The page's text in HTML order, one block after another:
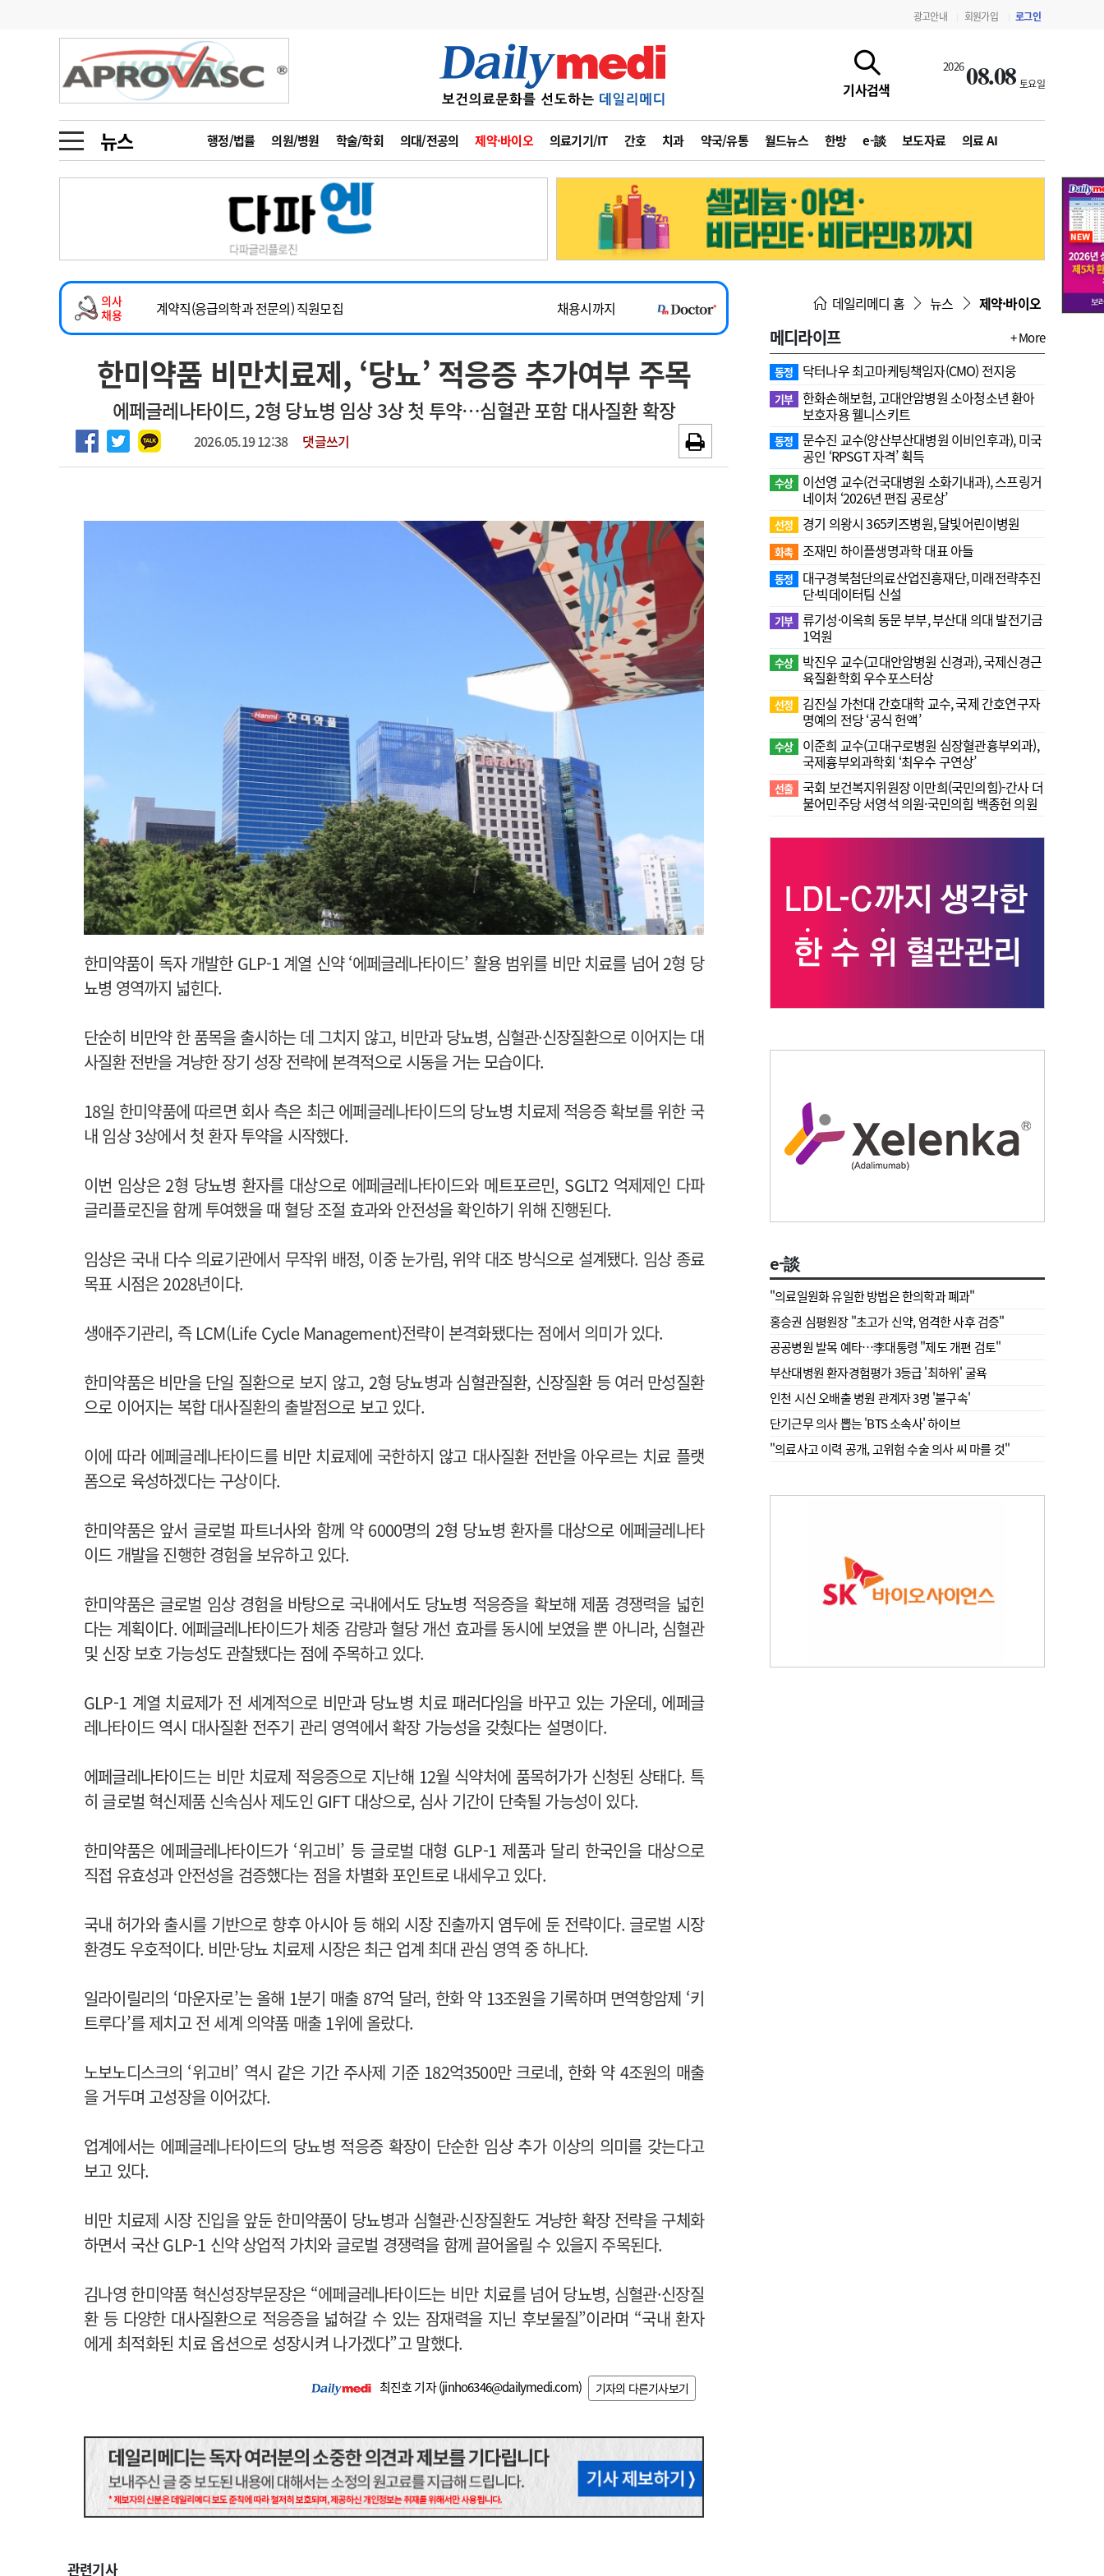
광고안내 회원가입 로그인
기사검색
202608.08 토요일
뉴스 행정/법률 의원/병원 학술/학회 의대/전공의 제약·바이오 의료기기/IT 간호 치과 약국/유통 월드뉴스 한방 e-談 보도자료 의료 AI
금주의 검색어
1
의사인력 수급 추계
2
성분명 처방
3
AI의료
4
전공의 모집 결과
6
관리급여 실시
지필공 지원책
수련환경 개선
의과대학 입시
메디인포 인사 사고
오피니언 칼럼 수첩
인물 초대석 피플
동영상뉴스
포토뉴스
메디 Hospital 지역병원 중소병원
인포메이션 행정처분 판례 정책/통계 공시 지침·기준·평가 약제급여 심사 결과
고객센터 회사소개 법적고지 광고안내
의사
채용
2026년 하반기 인턴 모집
~2026-08-31
마취통증의학과 임기제 임상의사 채용
채용시까지
계약직(응급의학과 전문의) 직원모집
채용시까지
하반기 전공의(레지던트1년차) 모집
~2026-08-15
2026년 하반기 인턴 모집
~2026-08-31
마취통증의학과 임기제 임상의사 채용
채용시까지
한미약품 비만치료제, ‘당뇨’ 적응증 추가여부 주목
에페글레나타이드, 2형 당뇨병 임상 3상 첫 투약…심혈관 포함 대사질환 확장
2026.05.19 12:38 댓글쓰기
한미약품이 독자 개발한 GLP-1 계열 신약 ‘에페글레나타이드’ 활용 범위를 비만 치료를 넘어 2형 당
뇨병 영역까지 넓힌다.
단순히 비만약 한 품목을 출시하는 데 그치지 않고, 비만과 당뇨병, 심혈관·신장질환으로 이어지는 대
사질환 전반을 겨냥한 장기 성장 전략에 본격적으로 시동을 거는 모습이다.
18일 한미약품에 따르면 회사 측은 최근 에페글레나타이드의 당뇨병 치료제 적응증 확보를 위한 국
내 임상 3상에서 첫 환자 투약을 시작했다.
이번 임상은 2형 당뇨병 환자를 대상으로 에페글레나타이드와 메트포르민, SGLT2 억제제인 다파
글리플로진을 함께 투여했을 때 혈당 조절 효과와 안전성을 확인하기 위해 진행된다.
임상은 국내 다수 의료기관에서 무작위 배정, 이중 눈가림, 위약 대조 방식으로 설계됐다. 임상 종료
목표 시점은 2028년이다.
생애주기관리, 즉 LCM(Life Cycle Management)전략이 본격화됐다는 점에서 의미가 있다.
한미약품은 비만을 단일 질환으로 보지 않고, 2형 당뇨병과 심혈관질환, 신장질환 등 여러 만성질환
으로 이어지는 복합 대사질환의 출발점으로 보고 있다.
이에 따라 에페글레나타이드를 비만 치료제에 국한하지 않고 대사질환 전반을 아우르는 치료 플랫
폼으로 육성하겠다는 구상이다.
한미약품은 앞서 글로벌 파트너사와 함께 약 6000명의 2형 당뇨병 환자를 대상으로 에페글레나타
이드 개발을 진행한 경험을 보유하고 있다.
한미약품은 글로벌 임상 경험을 바탕으로 국내에서도 당뇨병 적응증을 확보해 제품 경쟁력을 넓힌
다는 계획이다. 에페글레나타이드가 체중 감량과 혈당 개선 효과를 동시에 보였을 뿐 아니라, 심혈관
및 신장 보호 가능성도 관찰됐다는 점에 주목하고 있다.
GLP-1 계열 치료제가 전 세계적으로 비만과 당뇨병 치료 패러다임을 바꾸고 있는 가운데, 에페글
레나타이드 역시 대사질환 전주기 관리 영역에서 확장 가능성을 갖췄다는 설명이다.
에페글레나타이드는 비만 치료제 적응증으로 지난해 12월 식약처에 품목허가가 신청된 상태다. 특
히 글로벌 혁신제품 신속심사 제도인 GIFT 대상으로, 심사 기간이 단축될 가능성이 있다.
한미약품은 에페글레나타이드가 ‘위고비’ 등 글로벌 대형 GLP-1 제품과 달리 한국인을 대상으로
직접 유효성과 안전성을 검증했다는 점을 차별화 포인트로 내세우고 있다.
국내 허가와 출시를 기반으로 향후 아시아 등 해외 시장 진출까지 염두에 둔 전략이다. 글로벌 시장
환경도 우호적이다. 비만·당뇨 치료제 시장은 최근 업계 최대 관심 영역 중 하나다.
일라이릴리의 ‘마운자로’는 올해 1분기 매출 87억 달러, 한화 약 13조원을 기록하며 면역항암제 ‘키
트루다’를 제치고 전 세계 의약품 매출 1위에 올랐다.
노보노디스크의 ‘위고비’ 역시 같은 기간 주사제 기준 182억3500만 크로네, 한화 약 4조원의 매출
을 거두며 고성장을 이어갔다.
업계에서는 에페글레나타이드의 당뇨병 적응증 확장이 단순한 임상 추가 이상의 의미를 갖는다고
보고 있다.
비만 치료제 시장 진입을 앞둔 한미약품이 당뇨병과 심혈관·신장질환도 겨냥한 확장 전략을 구체화
하면서 국산 GLP-1 신약 상업적 가치와 글로벌 경쟁력을 함께 끌어올릴 수 있을지 주목된다.
김나영 한미약품 혁신성장부문장은 “에페글레나타이드는 비만 치료를 넘어 당뇨병, 심혈관·신장질
환 등 다양한 대사질환으로 적응증을 넓혀갈 수 있는 잠재력을 지닌 후보물질”이라며 “국내 환자
에게 최적화된 치료 옵션으로 성장시켜 나가겠다”고 말했다.
최진호 기자 (jinho6346@dailymedi.com) 기자의 다른기사보기
관련기사
데일리메디 홈 뉴스 제약·바이오
메디라이프 + More
동정 닥터나우 최고마케팅책임자(CMO) 전지웅
기부 한화손해보험, 고대안암병원 소아청소년 환아
보호자용 웰니스키트
동정
문수진 교수( 양산부산대병원 이비인후과), 미국
공인 ‘RPSGT 자격’ 획득
수상
이선영 교수(건국대병원 소화기내과), 스프링거
네이처 ‘2026년 편집 공로상’
선정 경기 의왕시 365키즈병원, 달빛어린이병원
화촉 조재민 하이플생명과학 대표 아들
동정
대구경북첨단의료산업진흥재단, 미래전략추진
단·빅데이터팀 신설
기부 류기성·이옥희 동문 부부, 부산대 의대 발전기금
1억원
수상
박진우 교수(고대안암병원 신경과), 국제신경근
육질환학회 우수포스터상
선정
김진실 가천대 간호대학 교수, 국제 간호연구자
명예의 전당 ‘공식 헌액’
수상
이준희 교수(고대구로병원 심장혈관흉부외과),
국제흉부외과학회 ‘최우수 구연상’
선출 국회 보건복지위원장 이만희(국민의힘)-간사 더
불어민주당 서영석 의원·국민의힘 백종헌 의원
e-談
"의료일원화 유일한 방법은 한의학과 폐과"
홍승권 심평원장 " 초고가 신약, 엄격한 사후 검증"
공공병원 발목 예타…李대통령 "제도 개편 검토"
부산대병원 환자경험평가 3등급 '최하위' 굴욕
인천 시신 오배출 병원 관계자 3명 '불구속'
단기근무 의사 뽑는 'BTS 소속사' 하이브
"의료사고 이력 공개, 고위험 수술 의사 씨 마를 것"